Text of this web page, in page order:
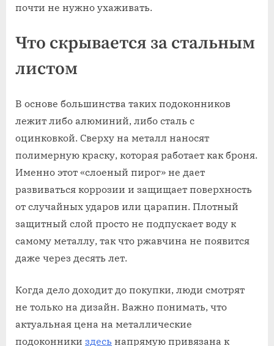
почти не нужно ухаживать.
Что скрывается за стальным
листом
В основе большинства таких подоконников
лежит либо алюминий, либо сталь с
оцинковкой. Сверху на металл наносят
полимерную краску, которая работает как броня.
Именно этот «слоеный пирог» не дает
развиваться коррозии и защищает поверхность
от случайных ударов или царапин. Плотный
защитный слой просто не подпускает воду к
самому металлу, так что ржавчина не появится
даже через десять лет.
Когда дело доходит до покупки, люди смотрят
не только на дизайн. Важно понимать, что
актуальная цена на металлические
подоконники здесь напрямую привязана к